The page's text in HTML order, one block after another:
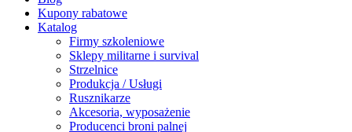
Kupony rabatowe
Katalog
Firmy szkoleniowe
Sklepy militarne i survival
Strzelnice
Produkcja / Usługi
Rusznikarze
Akcesoria, wyposażenie
Producenci broni palnej